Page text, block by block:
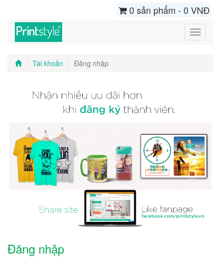
0 sản phẩm - 0 VNĐ
Toggle
Tài khoản Đăng nhập
Đăng nhập